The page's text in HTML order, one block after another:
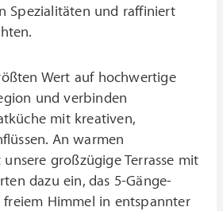
Spezialitäten und raffiniert
Wert auf hochwertige
und verbinden
mit kreativen,
An warmen
großzügige Terrasse mit
dazu ein, das 5-Gänge-
Himmel in entspannter